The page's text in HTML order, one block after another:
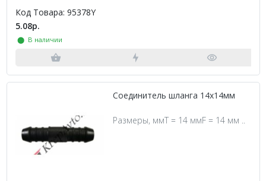
Код Товара: 95378Y
5.08р.
⬤ В наличии
Соединитель шланга 14х14мм
Размеры, ммT = 14 ммF = 14 мм ..